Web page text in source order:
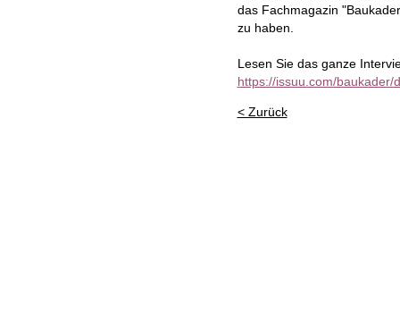
das Fachmagazin
zu haben.
Lesen Sie das ganze
https://issuu.com/baukader/
< Zurück